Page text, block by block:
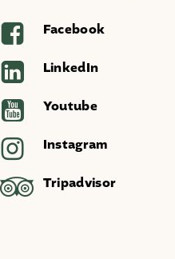
Facebook
LinkedIn
Youtube
Instagram
Tripadvisor